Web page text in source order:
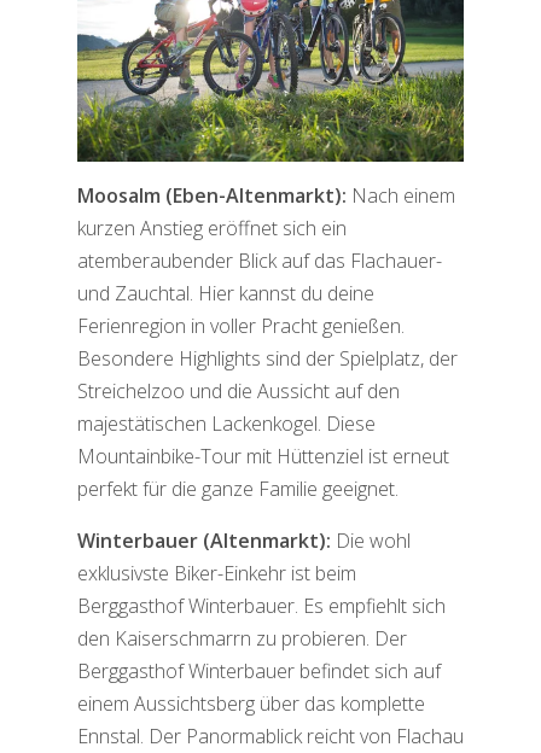
Moosalm (Eben-Altenmarkt): Nach einem
kurzen Anstieg eröffnet sich ein
atemberaubender Blick auf das Flachauer-
und Zauchtal. Hier kannst du deine
Ferienregion in voller Pracht genießen.
Besondere Highlights sind der Spielplatz, der
Streichelzoo und die Aussicht auf den
majestätischen Lackenkogel. Diese
Mountainbike-Tour mit Hüttenziel ist erneut
perfekt für die ganze Familie geeignet.
Winterbauer (Altenmarkt): Die wohl
exklusivste Biker-Einkehr ist beim
Berggasthof Winterbauer. Es empfiehlt sich
den Kaiserschmarrn zu probieren. Der
Berggasthof Winterbauer befindet sich auf
einem Aussichtsberg über das komplette
Ennstal. Der Panormablick reicht von Flachau